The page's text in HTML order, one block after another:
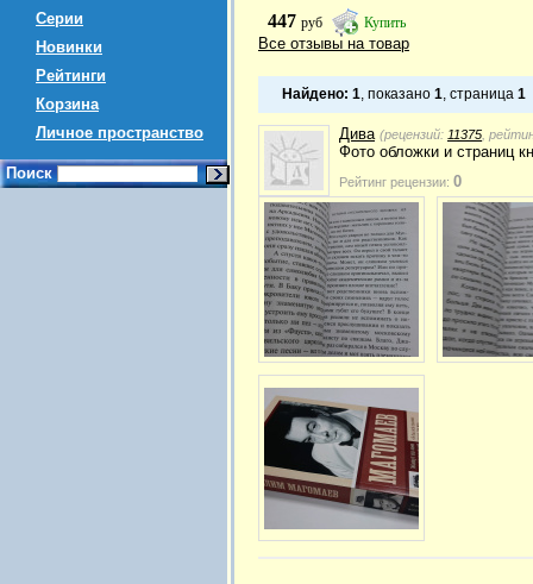
Серии
Новинки
Рейтинги
Корзина
Личное пространство
Поиск
447 руб Купить
Все отзывы на товар
Найдено: 1, показано 1, страница 1
Дива (рецензий: 11375 ,
Фото обложки и страниц
Рейтинг рецензии: 0